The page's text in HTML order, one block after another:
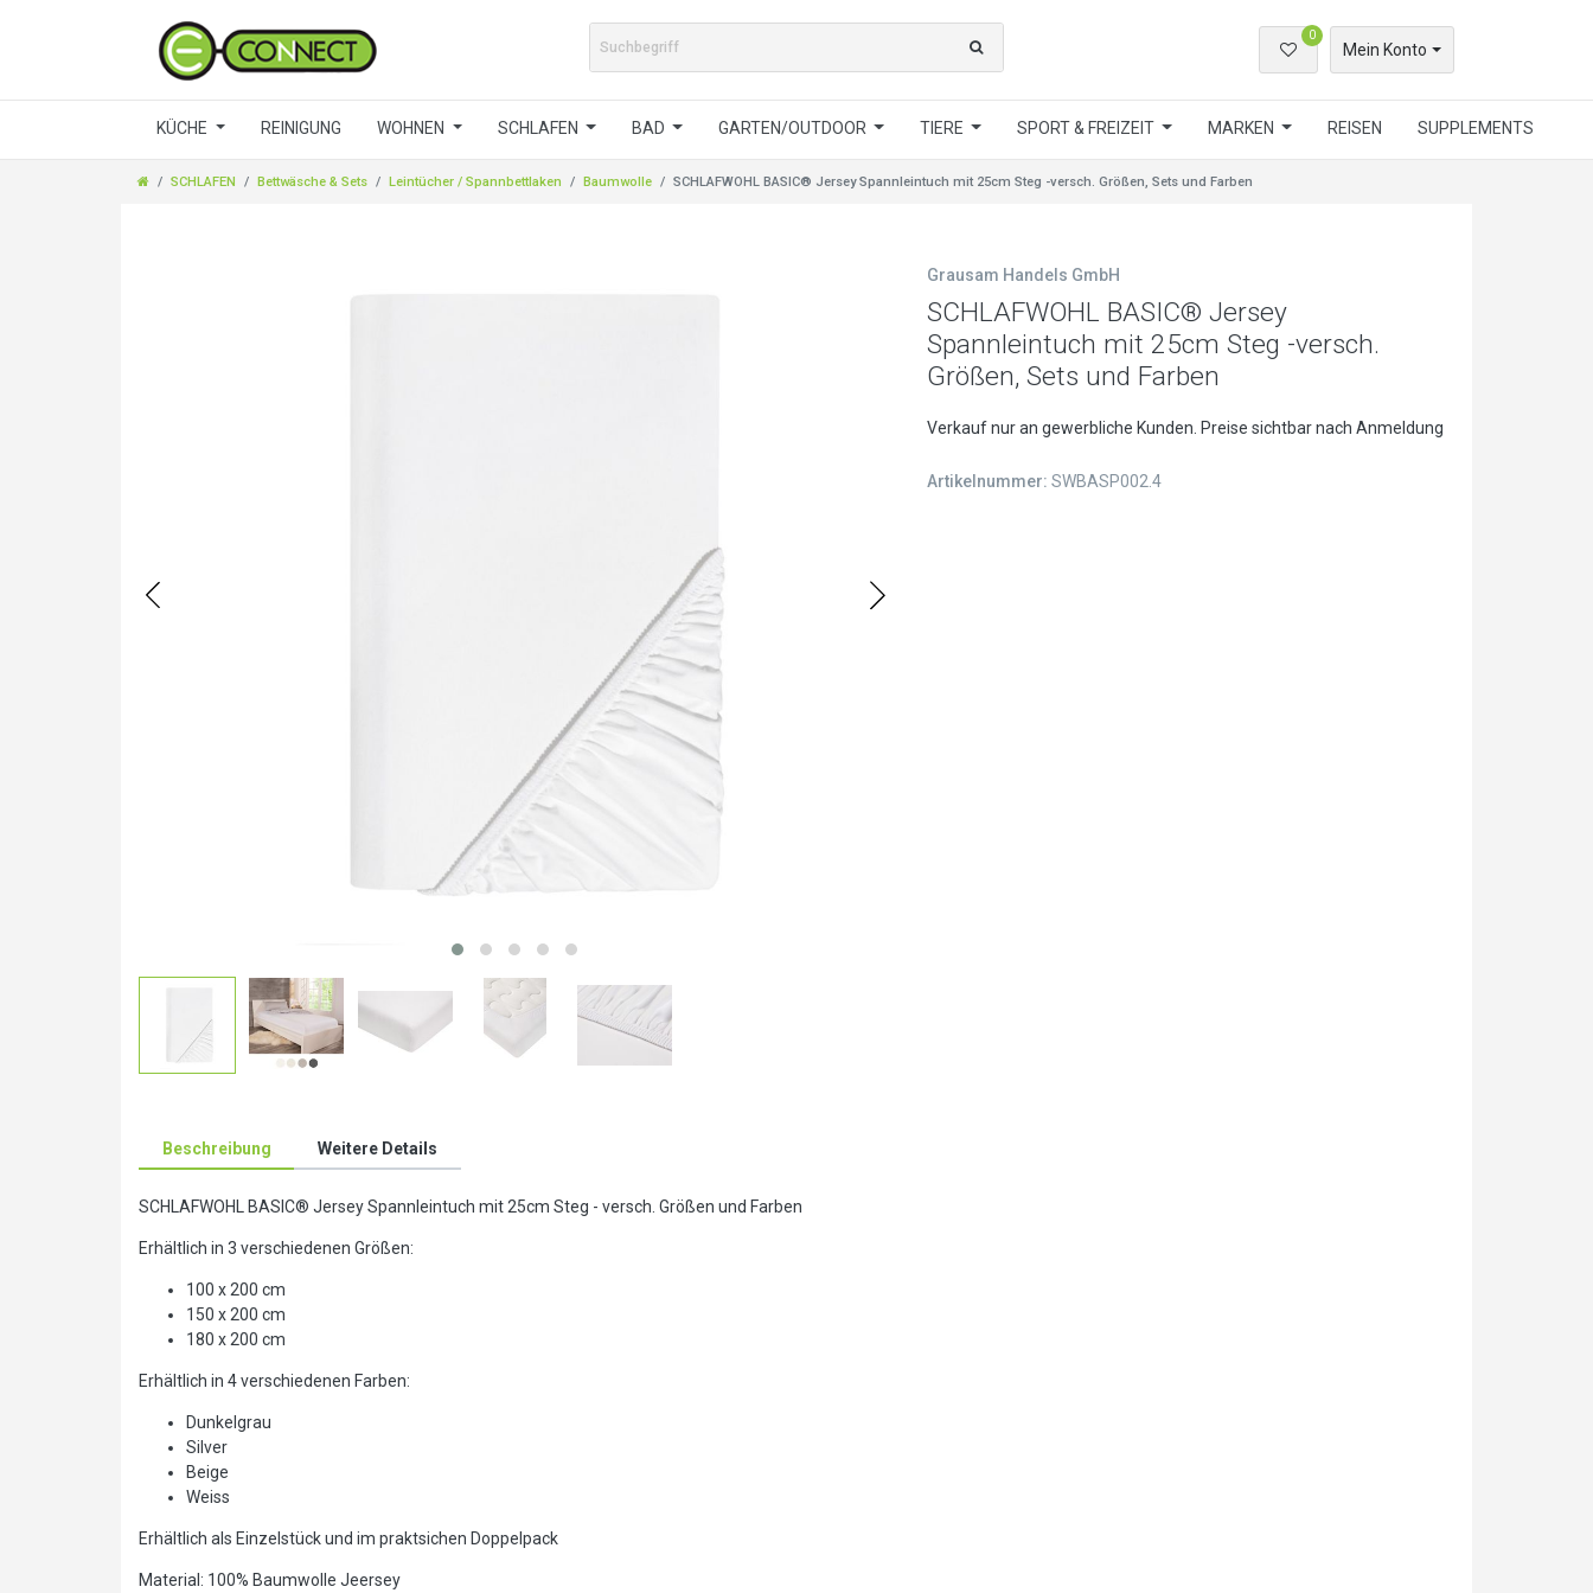
0
Mein Konto
KÜCHE REINIGUNG WOHNEN SCHLAFEN BAD GARTEN/OUTDOOR TIERE SPORT & FREIZEIT MARKEN REISEN SUPPLEMENTS
SCHLAFEN Bettwäsche & Sets Leintücher / Spannbettlaken Baumwolle SCHLAFWOHL BASIC® Jersey Spannleintuch mit 25cm Steg -versch. Größen, Sets und Farben
Grausam Handels GmbH
SCHLAFWOHL BASIC® Jersey
Spannleintuch mit 25cm Steg -versch.
Größen, Sets und Farben
Verkauf nur an gewerbliche Kunden. Preise sichtbar nach Anmeldung
Artikelnummer: SWBASP002.4
Beschreibung Weitere Details
SCHLAFWOHL BASIC® Jersey Spannleintuch mit 25cm Steg - versch. Größen und Farben
Erhältlich in 3 verschiedenen Größen:
100 x 200 cm
150 x 200 cm
180 x 200 cm
Erhältlich in 4 verschiedenen Farben:
Dunkelgrau
Silver
Beige
Weiss
Erhältlich als Einzelstück und im praktsichen Doppelpack
Material: 100% Baumwolle Jeersey